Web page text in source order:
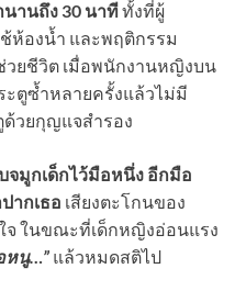
านถึง 30 นาทีทั้งที่ผู้
ห้องน้ำ และพฤติกรรม
วยชีวิต เมื่อพนักงานหญิงบน
ะตูซ้ำหลายครั้งแล้วไม่มี
ด้วยกุญแจสำรอง
จมูกเด็กไว้มือหนึ่ง อีกมือ
ากเธอ เสียงตะโกนของ
ในขณะที่เด็กหญิงอ่อนแรง
หนู…” แล้วหมดสติไป